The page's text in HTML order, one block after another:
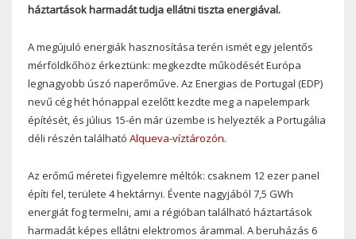
háztartások harmadát tudja ellátni tiszta energiával.
A megújuló energiák hasznosítása terén ismét egy jelentős
mérföldkőhöz érkeztünk: megkezdte működését Európa
legnagyobb úszó naperőműve. Az Energias de Portugal (EDP)
nevű cég hét hónappal ezelőtt kezdte meg a napelempark
építését, és július 15-én már üzembe is helyezték a Portugália
déli részén található Alqueva-víztározón.
Az erőmű méretei figyelemre méltók: csaknem 12 ezer panel
építi fel, területe 4 hektárnyi. Évente nagyjából 7,5 GWh
energiát fog termelni, ami a régióban található háztartások
harmadát képes ellátni elektromos árammal. A beruházás 6